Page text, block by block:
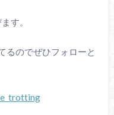
す。
るのでぜひフォローと